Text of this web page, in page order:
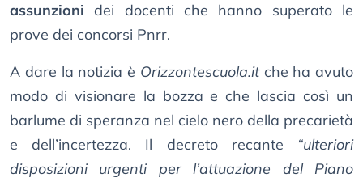
assunzioni dei docenti che hanno superato le
prove dei concorsi Pnrr.
A dare la notizia è Orizzontescuola.itche ha avuto
modo di visionare la bozza e che lascia così un
barlume di speranza nel cielo nero della precarietà
e dell’incertezza. Il decreto recante “ulteriori
disposizioni urgenti per l’attuazione del Piano